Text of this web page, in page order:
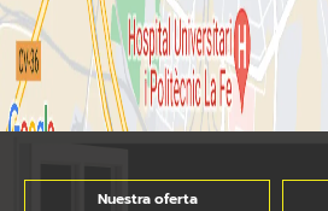
Nuestra oferta